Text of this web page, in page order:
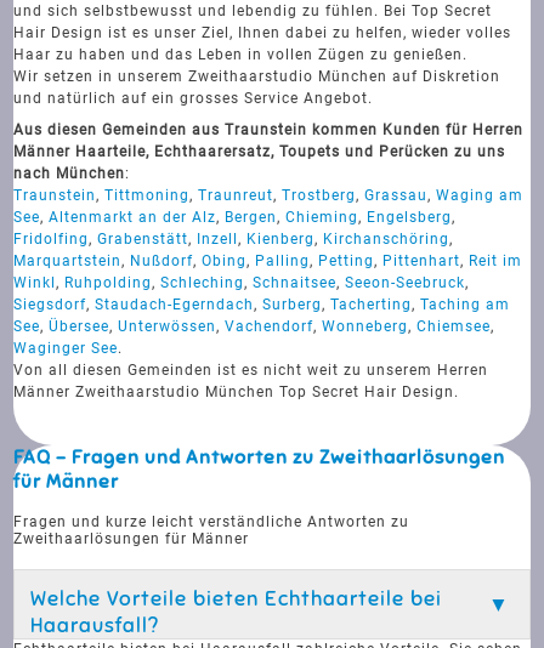
und sich selbstbewusst und lebendig zu fühlen. Bei Top Secret
Hair Design ist es unser Ziel, Ihnen dabei zu helfen, wieder volles
Haar zu haben und das Leben in vollen Zügen zu genießen.
Wir setzen in unserem Zweithaarstudio München auf Diskretion
und natürlich auf ein grosses Service Angebot.
Aus diesen Gemeinden aus Traunstein kommen Kunden für Herren
Männer Haarteile, Echthaarersatz, Toupets und Perücken zu uns
nach München:
Traunstein,Tittmoning,Traunreut,Trostberg,Grassau,Waging am
See,Altenmarkt an der Alz, Bergen,Chieming, Engelsberg,
Fridolfing,Grabenstätt, Inzell, Kienberg, Kirchanschöring,
Marquartstein, Nußdorf,Obing, Palling, Petting, Pittenhart, Reit im
Winkl, Ruhpolding,Schleching,Schnaitsee,Seeon-Seebruck,
Siegsdorf,Staudach-Egerndach,Surberg,Tacherting,Taching am
See,Übersee,Unterwössen,Vachendorf,Wonneberg,Chiemsee,
Waginger See.
Von all diesen Gemeinden ist es nicht weit zu unserem Herren
Männer Zweithaarstudio München Top Secret Hair Design.
FAQ - Fragen und Antworten zu Zweithaarlösungen
für Männer
Fragen und kurze leicht verständliche Antworten zu
Zweithaarlösungen für Männer
Welche Vorteile bieten Echthaarteile bei
Haarausfall?